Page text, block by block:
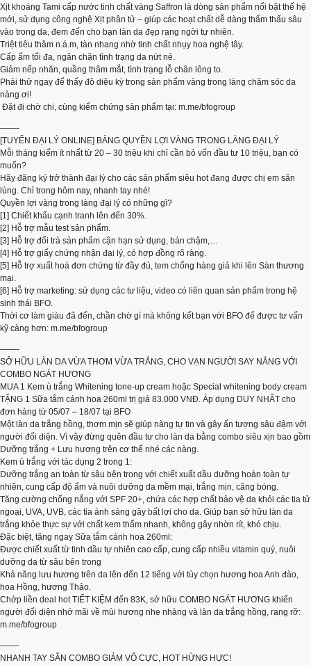
Xịt khoáng Tami cấp nước tinh chất vàng Saffron là dòng sản phẩm nổi bật thế hệ
mới, sử dụng công nghệ Xịt phân tử – giúp các hoạt chất dễ dàng thẩm thấu sâu
vào trong da, đem đến cho bạn làn da đẹp rạng ngời tự nhiên.
Triệt tiêu thâm n.á.m, tàn nhang nhờ tinh chất nhụy hoa nghệ tây.
Cấp ẩm tối đa, ngăn chặn tình trạng da nứt nẻ.
Giảm nếp nhăn, quầng thâm mắt, tình trạng lỗ chân lông to.
Phải thử ngay để thấy độ diệu kỳ trong sản phẩm vàng trong làng chăm sóc da
nàng ơi!
️ Đặt đi chờ chi, cùng kiểm chứng sản phẩm tại: m.me/bfogroup
——-
[TUYỂN ĐẠI LÝ ONLINE] BẢNG QUYỀN LỢI VÀNG TRONG LÀNG ĐẠI LÝ
Mỗi tháng kiếm ít nhất từ 20 – 30 triệu khi chỉ cần bỏ vốn đầu tư 10 triệu, bạn có
muốn?
Hãy đăng ký trở thành đại lý cho các sản phẩm siêu hot đang được chị em săn
lùng. Chỉ trong hôm nay, nhanh tay nhé!
Quyền lợi vàng trong làng đại lý có những gì?
[1] Chiết khấu cạnh tranh lên đến 30%.
[2] Hỗ trợ mẫu test sản phẩm.
[3] Hỗ trợ đổi trả sản phẩm cận hạn sử dụng, bán chậm,…
[4] Hỗ trợ giấy chứng nhận đại lý, có hợp đồng rõ ràng.
[5] Hỗ trợ xuất hoá đơn chứng từ đầy đủ, tem chống hàng giả khi lên Sàn thương
mại.
[6] Hỗ trợ marketing: sử dụng các tư liệu, video có liên quan sản phẩm trong hệ
sinh thái BFO.
Thời cơ làm giàu đã đến, chần chờ gì mà không kết bạn với BFO để được tư vấn
kỹ càng hơn: m.me/bfogroup
——-
SỞ HỮU LÀN DA VỪA THƠM VỪA TRẮNG, CHO VẠN NGƯỜI SAY NẮNG VỚI
COMBO NGÁT HƯƠNG
MUA 1 Kem ủ trắng Whitening tone-up cream hoặc Special whitening body cream
TẶNG 1 Sữa tắm cánh hoa 260ml trị giá 83.000 VNĐ. Áp dụng DUY NHẤT cho
đơn hàng từ 05/07 – 18/07 tại BFO
Một làn da trắng hồng, thơm mịn sẽ giúp nàng tự tin và gây ấn tượng sâu đậm với
người đối diện. Vì vậy đừng quên đầu tư cho làn da bằng combo siêu xịn bao gồm
Dưỡng trắng + Lưu hương trên cơ thể nhé các nàng.
Kem ủ trắng với tác dụng 2 trong 1:
Dưỡng trắng an toàn từ sâu bên trong với chiết xuất dầu dưỡng hoàn toàn tự
nhiên, cung cấp độ ẩm và nuôi dưỡng da mềm mại, trắng mịn, căng bóng.
Tăng cường chống nắng với SPF 20+, chứa các hợp chất bảo vệ da khỏi các tia tử
ngoại, UVA, UVB, các tia ánh sáng gây bất lợi cho da. Giúp bạn sở hữu làn da
trắng khỏe thực sự với chất kem thấm nhanh, không gây nhờn rít, khó chịu.
Đặc biệt, tặng ngay Sữa tắm cánh hoa 260ml:
Được chiết xuất từ tinh dầu tự nhiên cao cấp, cung cấp nhiều vitamin quý, nuôi
dưỡng da từ sâu bên trong
Khả năng lưu hương trên da lên đến 12 tiếng với tùy chọn hương hoa Anh đào,
hoa Hồng, hương Thảo.
Chớp liền deal hot TIẾT KIỆM đến 83K, sở hữu COMBO NGÁT HƯƠNG khiến
người đối diện nhớ mãi về mùi hương nhẹ nhàng và làn da trắng hồng, rạng rỡ:
m.me/bfogroup
——-
NHANH TAY SĂN COMBO GIẢM VÔ CỰC, HOT HỪNG HỰC!